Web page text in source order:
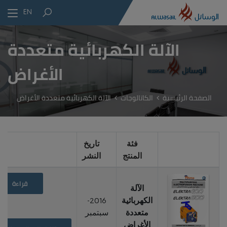
EN
الآلة الكهربائية متعددة
الأغراض
الصفحة الرئيسية الكاتالوجات الآلة الكهربائية متعددة الأغراض
فئة
المنتج
تاريخ
النشر
الآلة
الكهربائية
متعددة
الأغراض
2016-
سبتمبر
قراءة